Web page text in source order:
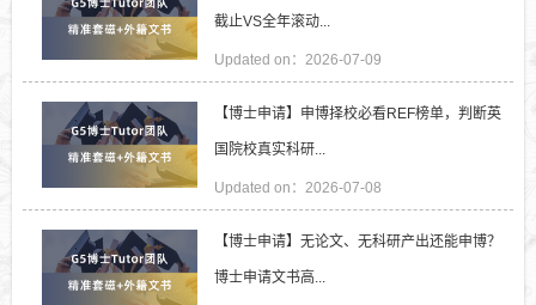
截止VS全年滚动...
Updated on：2026-07-09
【博士申请】申博择校必看REF榜单，判断英
国院校真实科研...
Updated on：2026-07-08
【博士申请】无论文、无科研产出还能申博？
博士申请文书高...